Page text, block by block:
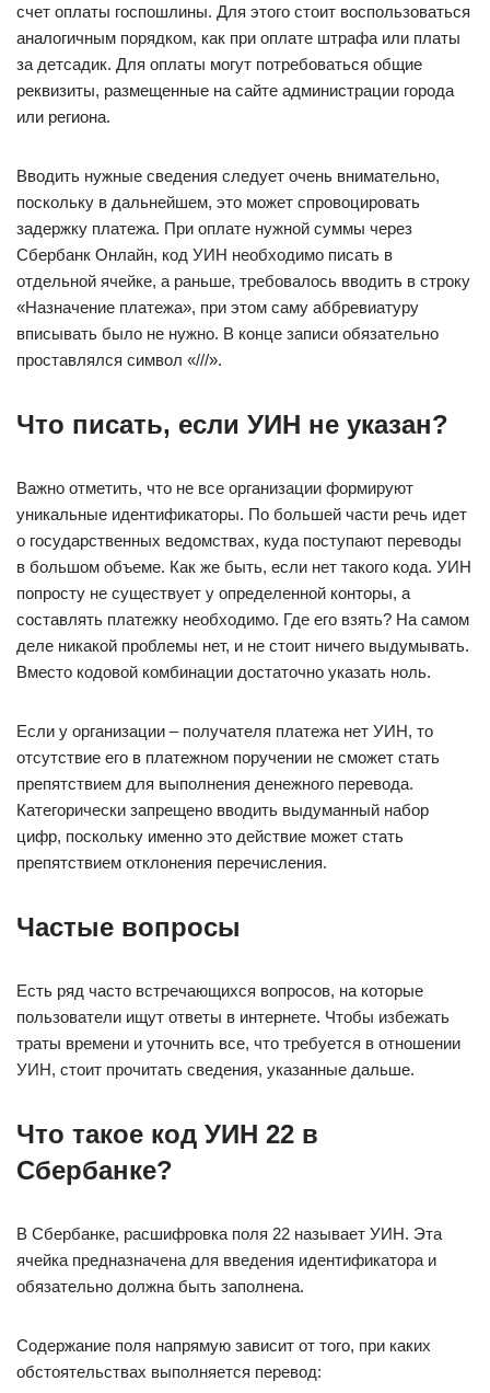
счет оплаты госпошлины. Для этого стоит воспользоваться
аналогичным порядком, как при оплате штрафа или платы
за детсадик. Для оплаты могут потребоваться общие
реквизиты, размещенные на сайте администрации города
или региона.
Вводить нужные сведения следует очень внимательно,
поскольку в дальнейшем, это может спровоцировать
задержку платежа. При оплате нужной суммы через
Сбербанк Онлайн, код УИН необходимо писать в
отдельной ячейке, а раньше, требовалось вводить в строку
«Назначение платежа», при этом саму аббревиатуру
вписывать было не нужно. В конце записи обязательно
проставлялся символ «///».
Что писать, если УИН не указан?
Важно отметить, что не все организации формируют
уникальные идентификаторы. По большей части речь идет
о государственных ведомствах, куда поступают переводы
в большом объеме. Как же быть, если нет такого кода. УИН
попросту не существует у определенной конторы, а
составлять платежку необходимо. Где его взять? На самом
деле никакой проблемы нет, и не стоит ничего выдумывать.
Вместо кодовой комбинации достаточно указать ноль.
Если у организации – получателя платежа нет УИН, то
отсутствие его в платежном поручении не сможет стать
препятствием для выполнения денежного перевода.
Категорически запрещено вводить выдуманный набор
цифр, поскольку именно это действие может стать
препятствием отклонения перечисления.
Частые вопросы
Есть ряд часто встречающихся вопросов, на которые
пользователи ищут ответы в интернете. Чтобы избежать
траты времени и уточнить все, что требуется в отношении
УИН, стоит прочитать сведения, указанные дальше.
Что такое код УИН 22 в
Сбербанке?
В Сбербанке, расшифровка поля 22 называет УИН. Эта
ячейка предназначена для введения идентификатора и
обязательно должна быть заполнена.
Содержание поля напрямую зависит от того, при каких
обстоятельствах выполняется перевод: